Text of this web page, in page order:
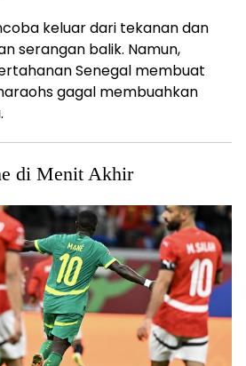
keluar dari tekanan dan
serangan balik. Namun,
Senegal membuat
gagal membuahkan
di Menit Akhir